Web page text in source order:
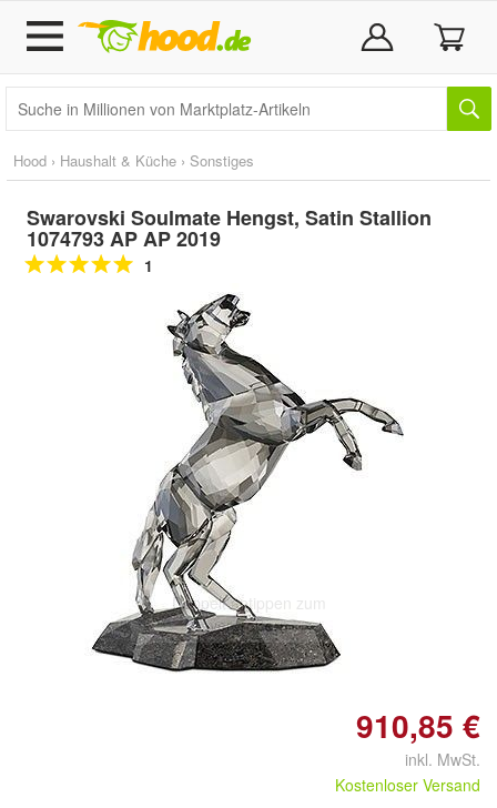
Hood › Haushalt & Küche › Sonstiges
Swarovski Soulmate Hengst, Satin Stallion
1074793 AP AP 2019
1
Doppelt antippen zum
vergrößern
910,85 €
inkl. MwSt.
Kostenloser Versand